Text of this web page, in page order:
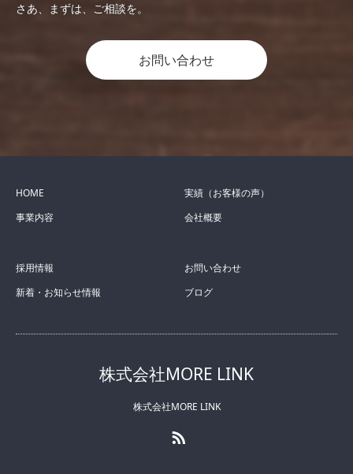
さあ、まずは、ご相談を。
お問い合わせ
HOME
事業内容
実績（お客様の声）
会社概要
採用情報
新着・お知らせ情報
お問い合わせ
ブログ
株式会社MORE LINK
株式会社MORE LINK